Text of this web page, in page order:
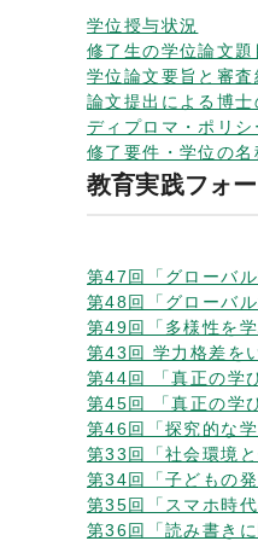
学位授与状況
修了生の学位論文題
学位論文要旨と審査
論文提出による博
ディプロマ・ポリシ
修了要件・学位の名
教育実践フォ
第47回「グローバ
第48回「グローバ
第49回「多様性を
第43回 学力格差を
第44回 「真正の学
第45回 「真正の学
第46回「探究的な
第33回「社会環境と
第34回「子どもの
第35回「スマホ時
第36回「読み書き